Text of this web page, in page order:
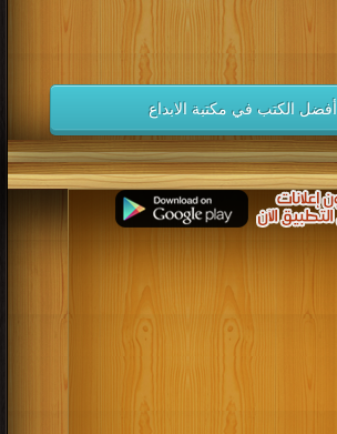
أفضل الكتب في مكتبة الابداع